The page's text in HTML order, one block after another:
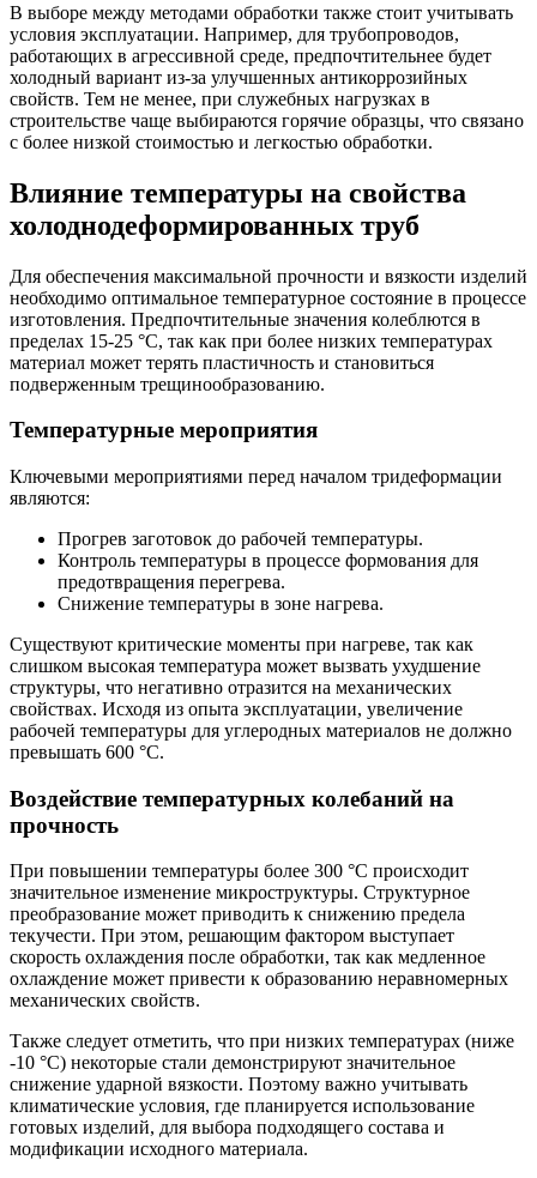
В выборе между методами обработки также стоит учитывать
условия эксплуатации. Например, для трубопроводов,
работающих в агрессивной среде, предпочтительнее будет
холодный вариант из-за улучшенных антикоррозийных
свойств. Тем не менее, при служебных нагрузках в
строительстве чаще выбираются горячие образцы, что связано
с более низкой стоимостью и легкостью обработки.
Влияние температуры на свойства
холоднодеформированных труб
Для обеспечения максимальной прочности и вязкости изделий
необходимо оптимальное температурное состояние в процессе
изготовления. Предпочтительные значения колеблются в
пределах 15-25 °C, так как при более низких температурах
материал может терять пластичность и становиться
подверженным трещинообразованию.
Температурные мероприятия
Ключевыми мероприятиями перед началом тридеформации
являются:
Прогрев заготовок до рабочей температуры.
Контроль температуры в процессе формования для
предотвращения перегрева.
Снижение температуры в зоне нагрева.
Существуют критические моменты при нагреве, так как
слишком высокая температура может вызвать ухудшение
структуры, что негативно отразится на механических
свойствах. Исходя из опыта эксплуатации, увеличение
рабочей температуры для углеродных материалов не должно
превышать 600 °C.
Воздействие температурных колебаний на
прочность
При повышении температуры более 300 °C происходит
значительное изменение микроструктуры. Структурное
преобразование может приводить к снижению предела
текучести. При этом, решающим фактором выступает
скорость охлаждения после обработки, так как медленное
охлаждение может привести к образованию неравномерных
механических свойств.
Также следует отметить, что при низких температурах (ниже
-10 °C) некоторые стали демонстрируют значительное
снижение ударной вязкости. Поэтому важно учитывать
климатические условия, где планируется использование
готовых изделий, для выбора подходящего состава и
модификации исходного материала.